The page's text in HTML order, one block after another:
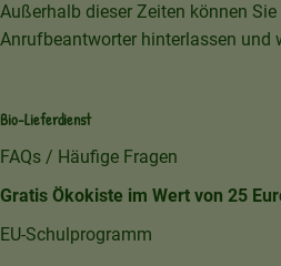
Außerhalb dieser Zeiten können
Anrufbeantworter hinterlassen und
Bio-Lieferdienst
FAQs / Häufige Fragen
Gratis Ökokiste im Wert von 25
EU-Schulprogramm